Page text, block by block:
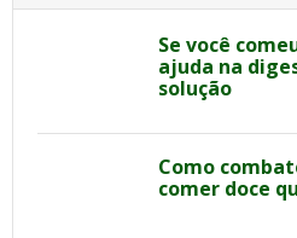
Se você
ajuda na
solução
Como
comer doce